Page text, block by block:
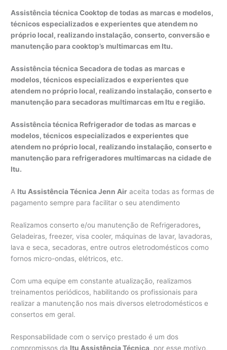
Assistência técnica Cooktop de todas as marcas e modelos,
técnicos especializados e experientes que atendem no
próprio local, realizando instalação, conserto, conversão e
manutenção para cooktop’s multimarcas em Itu.
Assistência técnica Secadora de todas as marcas e
modelos, técnicos especializados e experientes que
atendem no próprio local, realizando instalação, conserto e
manutenção para secadoras multimarcas em Itu e região.
Assistência técnica Refrigerador de todas as marcas e
modelos, técnicos especializados e experientes que
atendem no próprio local, realizando instalação, conserto e
manutenção para refrigeradores multimarcas na cidade de
Itu.
A Itu Assistência Técnica Jenn Air aceita todas as formas de
pagamento sempre para facilitar o seu atendimento
Realizamos conserto e/ou manutenção de Refrigeradores,
Geladeiras, freezer, visa cooler, máquinas de lavar, lavadoras,
lava e seca, secadoras, entre outros eletrodomésticos como
fornos micro-ondas, elétricos, etc.
Com uma equipe em constante atualização, realizamos
treinamentos periódicos, habilitando os profissionais para
realizar a manutenção nos mais diversos eletrodomésticos e
consertos em geral.
Responsabilidade com o serviço prestado é um dos
compromissos da Itu Assistência Técnica, por esse motivo,